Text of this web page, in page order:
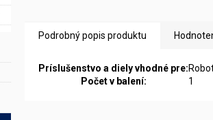
Podrobný popis produktu
Príslušenstvo a diely vhodné pre:
Počet v balení:
1